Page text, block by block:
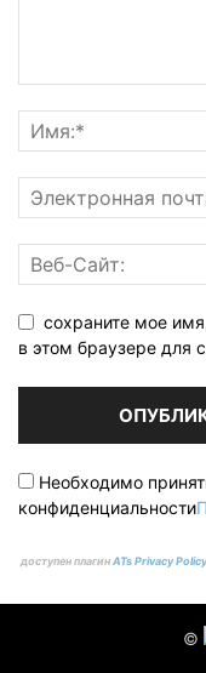
сохраните мое
в этом браузере для
Необходимо
конфиденциальности
доступен плагинATs Privacy
©